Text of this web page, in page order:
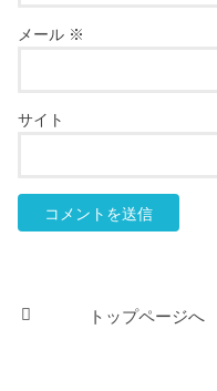
メール ※
サイト
トップページへ